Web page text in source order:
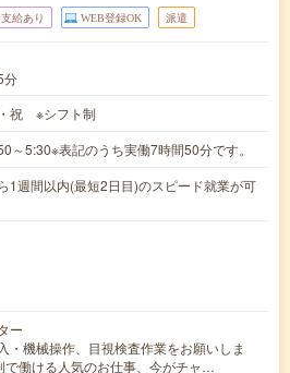
給あり WEB登録OK 派遣
分
祝 ※シフト制
～5:30※表記のうち実働7時間50分です。
1週間以内(最短2日目)のスピード就業が可
ー
・機械操作、目視検査作業をお願いしま
で働ける人気のお仕事、今がチャ…